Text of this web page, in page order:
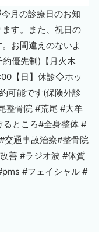
月の診療日のお知
す。また、祝日の
お間違えのないよ
優先制)【月火木
【日】休診◇ホッ
可能です(保険外診
整骨院 #荒尾 #大牟
るところ#全身整体 #
交通事故治療#整骨院
善 #ラジオ波 #体質
#フェイシャル #